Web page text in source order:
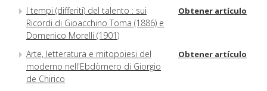
I tempi (differiti) del talento : sui
Ricordi di Gioacchino Toma (1886) e
Domenico Morelli (1901)
Obtener artículo
Arte, letteratura e mitopoiesi del
moderno nell'Ebdòmero di Giorgio
de Chirico
Obtener artículo